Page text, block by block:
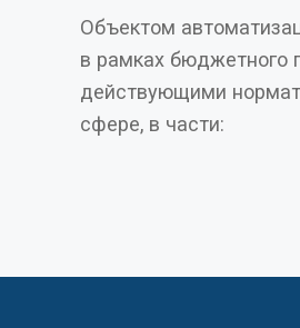
Объектом
в рамках бюджетного
действующими
сфере, в части: